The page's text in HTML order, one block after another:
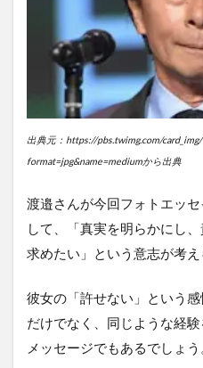
出典元：https://pbs.twimg.com/
format=jpg&name=mediumから出典
渡邉さんが今回フォトエッ
して、「真実を明らかにし
求めたい」という意志が考え
彼女の「許せない」という
だけでなく、同じような経
メッセージでもあるでしょう